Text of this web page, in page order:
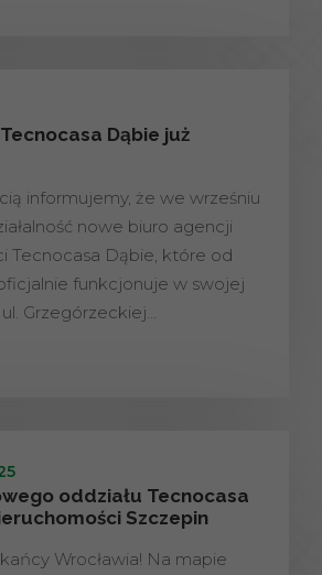
Dąbie już
informujemy, że we wrześniu
nowe biuro agencji
Tecnocasa Dąbie, które od
funkcjonuje w swojej
Grzegórzeckiej…
oddziału Tecnocasa
Szczepin
Wrocławia! Na mapie